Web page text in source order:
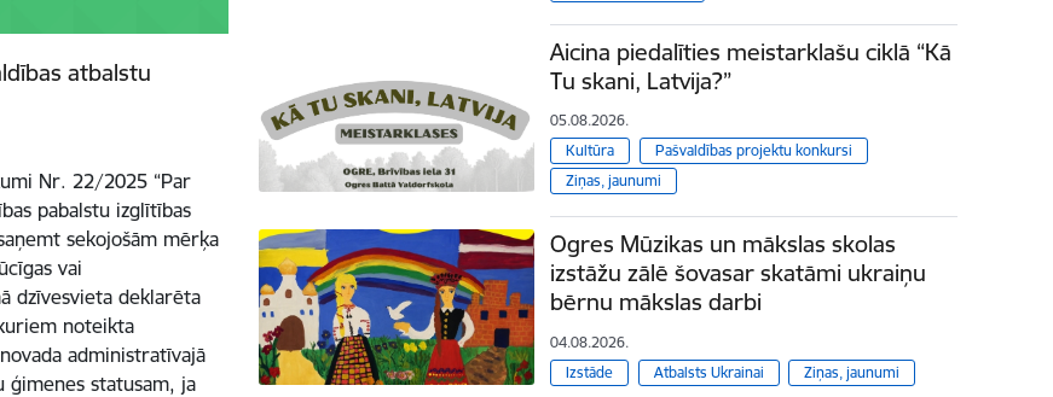
atbalstu
Nr. 22/2025 “Par
pabalstu izglītības
sekojošām mērķa
vai
dzīvesvieta deklarēta
noteikta
administratīvajā
statusam, ja
Aicina piedalīties meistarklašu ciklā “Kā
Tu skani, Latvija?”
05.08.2026.
Kultūra
Pašvaldības projektu konkursi
Ziņas, jaunumi
Ogres Mūzikas un mākslas skolas
izstāžu zālē šovasar skatāmi ukraiņu
bērnu mākslas darbi
04.08.2026.
Izstāde
Atbalsts Ukrainai Ziņas, jaunumi